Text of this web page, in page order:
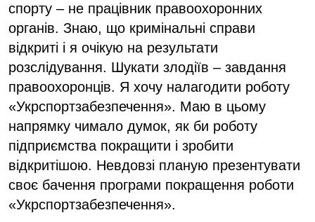
спорту – не працівник правоохоронних
органів. Знаю, що кримінальні справи
відкриті і я очікую на результати
розслідування. Шукати злодіїв – завдання
правоохоронців. Я хочу налагодити роботу
«Укрспортзабезпечення». Маю в цьому
напрямку чимало думок, як би роботу
підприємства покращити і зробити
відкритішою. Невдовзі планую презентувати
своє бачення програми покращення роботи
«Укрспортзабезпечення».